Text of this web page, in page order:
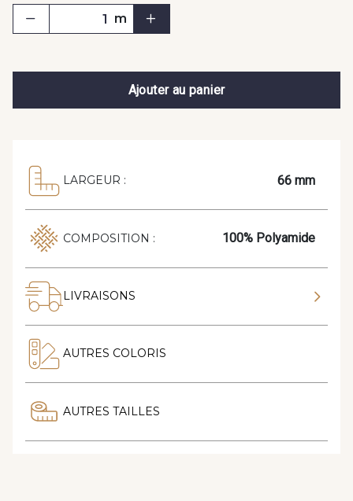
m
Ajouter au panier
LARGEUR : 66 mm
COMPOSITION : 100% Polyamide
LIVRAISONS
AUTRES COLORIS
AUTRES TAILLES